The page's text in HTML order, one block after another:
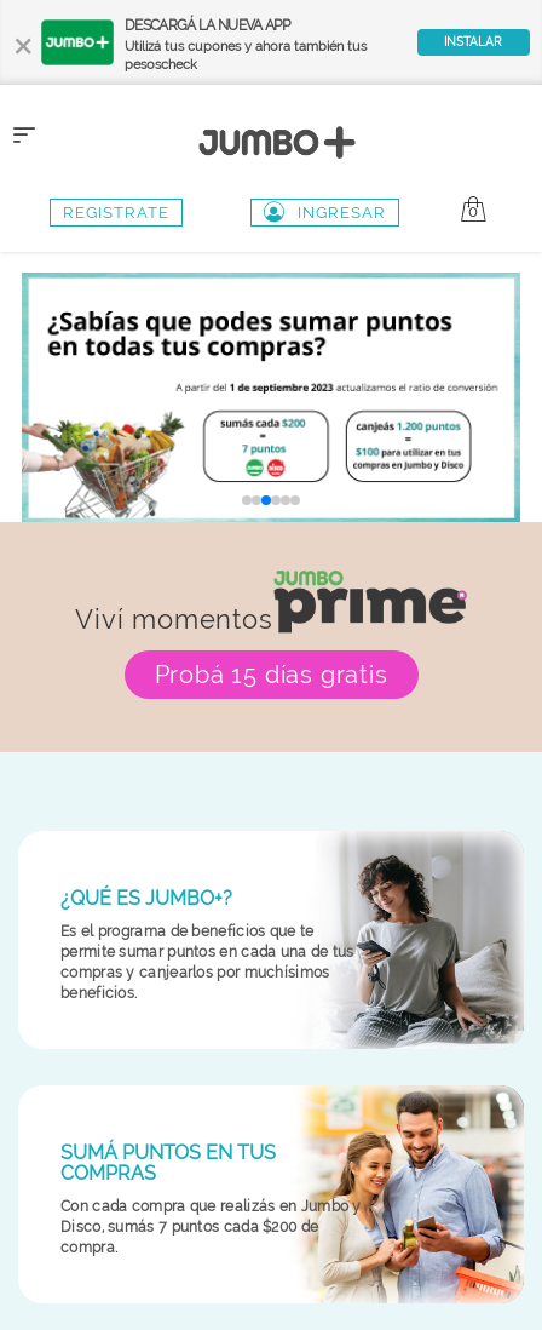
× DESCARGÁ LA NUEVA APP
Utilizá tus cupones y ahora también tus
pesoscheck
INSTALAR
Toggle
REGISTRATE INGRESAR 0
Viví momentos
Probá 15 días gratis
¿QUÉ ES JUMBO+?
Es el programa de beneficios que te
permite sumar puntos en cada una de tus
compras y canjearlos por muchísimos
beneficios.
SUMÁ PUNTOS EN TUS
COMPRAS
Con cada compra que realizás en Jumbo y
Disco, sumás 7 puntos cada $200 de
compra.